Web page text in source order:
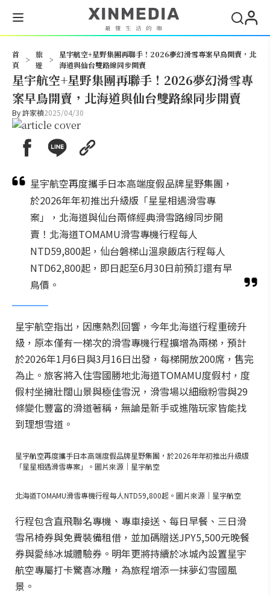
首
頁
>
旅
遊
>
星宇航空+星野集團再聯手！2026夢幻滑雪專案早鳥開賣，北
海道與仙台雙路線同步開賣
星宇航空+星野集團再聯手！2026夢幻滑雪專
案早鳥開賣，北海道與仙台雙路線同步開賣
By許家禎2025/04/30
星宇航空再度攜手日本高端度假品牌星野集團，
於2026年年初推出升級版「星星相遇滑雪專
案」，北海道與仙台兩條經典滑雪路線同步開
賣！北海道TOMAMU滑雪專機行程每人
NTD59,800起，仙台磐梯山溫泉飯店行程每人
NTD62,800起，即日起至6月30日前預訂還有早
鳥價。
星宇航空指出，因應熱烈回響，今年北海道行程重磅升
級，原本僅有一梯次的滑雪專機行程擴增為兩梯，預計
於2026年1月6日與3月16日出發，每梯開放200席，售完
為止。旅客將入住雪國勝地北海道TOMAMU度假村，度
假村坐擁壯闊山景與極佳雪況，滑雪場以細緻粉雪與29
條變化豐富的滑道著稱，無論是新手或進階玩家皆能找
到理想雪道。
星宇航空再度攜手日本高端度假品牌星野集團，於2026年年初推出升級版
「星星相遇滑雪專案」。圖片來源｜星宇航空
北海道TOMAMU滑雪專機行程每人NTD59,800起。圖片來源｜星宇航空
行程包含直飛聯名專機、專車接送、每日早餐、三日滑
雪吊椅券與免費裝備租借，並加碼贈送JPY5,500元晚餐
券與愛絲冰城體驗券。明年更將持續於冰城內設置星宇
航空專屬打卡驚喜冰雕，為旅程增添一抹夢幻雪國風
景。